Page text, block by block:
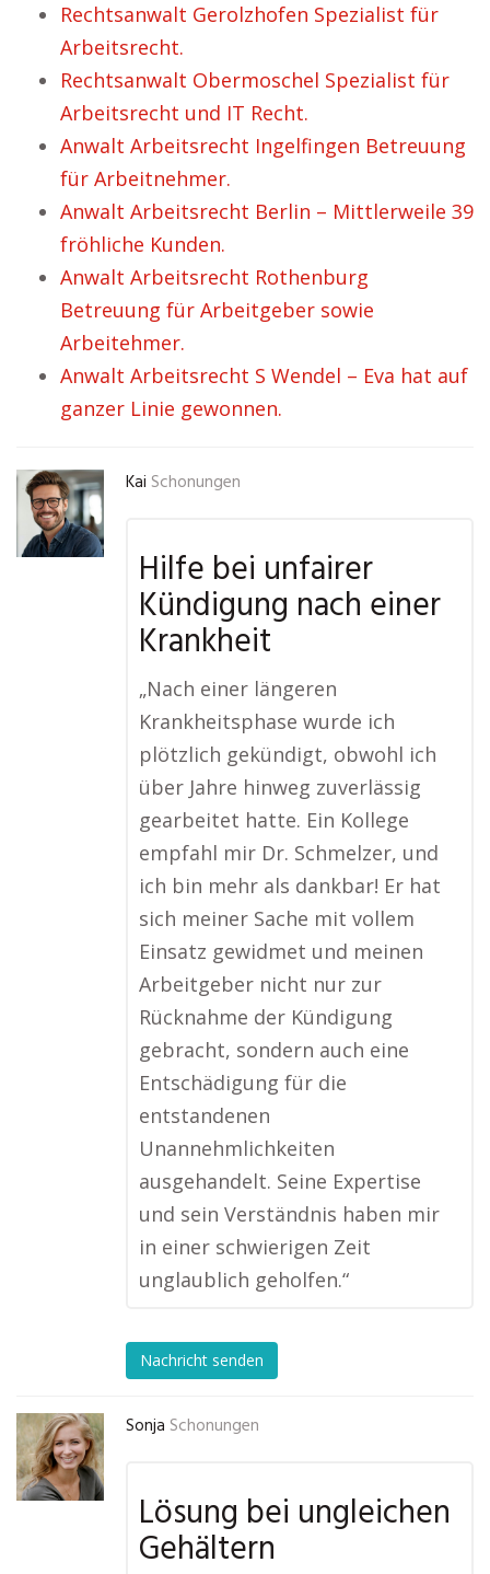
Rechtsanwalt Gerolzhofen Spezialist für
Arbeitsrecht.
Rechtsanwalt Obermoschel Spezialist für
Arbeitsrecht und IT Recht.
Anwalt Arbeitsrecht Ingelfingen Betreuung
für Arbeitnehmer.
Anwalt Arbeitsrecht Berlin – Mittlerweile 39
fröhliche Kunden.
Anwalt Arbeitsrecht Rothenburg
Betreuung für Arbeitgeber sowie
Arbeitehmer.
Anwalt Arbeitsrecht S Wendel – Eva hat auf
ganzer Linie gewonnen.
Kai Schonungen
Hilfe bei unfairer
Kündigung nach einer
Krankheit
„Nach einer längeren
Krankheitsphase wurde ich
plötzlich gekündigt, obwohl ich
über Jahre hinweg zuverlässig
gearbeitet hatte. Ein Kollege
empfahl mir Dr. Schmelzer, und
ich bin mehr als dankbar! Er hat
sich meiner Sache mit vollem
Einsatz gewidmet und meinen
Arbeitgeber nicht nur zur
Rücknahme der Kündigung
gebracht, sondern auch eine
Entschädigung für die
entstandenen
Unannehmlichkeiten
ausgehandelt. Seine Expertise
und sein Verständnis haben mir
in einer schwierigen Zeit
unglaublich geholfen.“
Nachricht senden
Sonja Schonungen
Lösung bei ungleichen
Gehältern